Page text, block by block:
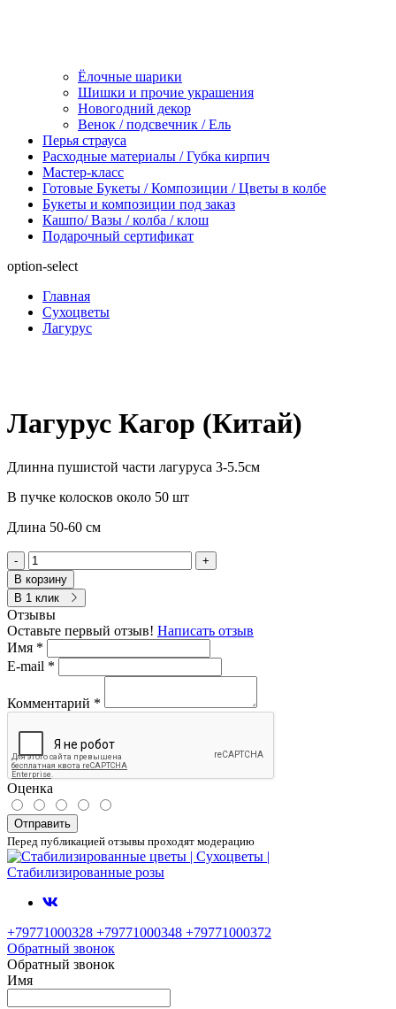
Ёлочные шарики
Шишки и прочие украшения
Новогодний декор
Венок / подсвечник / Ель
Перья страуса
Расходные материалы / Губка кирпич
Мастер-класс
Готовые Букеты / Композиции / Цветы в колбе
Букеты и композиции под заказ
Кашпо/ Вазы / колба / клош
Подарочный сертификат
option-select
Главная
Сухоцветы
Лагурус
Лагурус Кагор (Китай)
Длинна пушистой части лагуруса 3-5.5см
В пучке колосков около 50 шт
Длина 50-60 см
-
+
В корзину
В 1 клик
Отзывы
Оставьте первый отзыв! Написать отзыв
Имя *
E-mail *
Комментарий *
Оценка
Отправить
Перед публикацией отзывы проходят модерацию
+79771000328 +79771000348 +79771000372
Обратный звонок
Обратный звонок
Имя